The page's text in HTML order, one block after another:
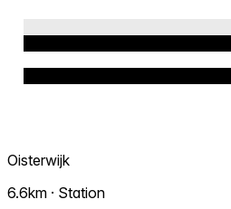
Oisterwijk
6.6km · Station